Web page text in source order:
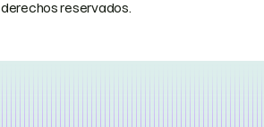
derechos reservados.